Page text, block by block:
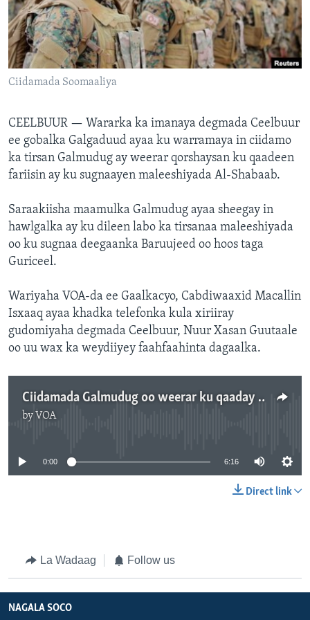
FAAQIDAADDA TODDOBAADKA
DHEXTAALKA TODDOBAADKA
Ciidamada Soomaaliya
CEELBUUR — Wararka ka imanaya degmada Ceelbuur
ee gobalka Galgaduud ayaa ku warramaya in ciidamo
ka tirsan Galmudug ay weerar qorshaysan ku qaadeen
fariisin ay ku sugnaayen maleeshiyada Al-Shabaab.
Saraakiisha maamulka Galmudug ayaa sheegay in
hawlgalka ay ku dileen labo ka tirsanaa maleeshiyada
oo ku sugnaa deegaanka Baruujeed oo hoos taga
Guriceel.
Wariyaha VOA-da ee Gaalkacyo, Cabdiwaaxid Macallin
Isxaaq ayaa khadka telefonka kula xiriiray
gudomiyaha degmada Ceelbuur, Nuur Xasan Guutaale
oo uu wax ka weydiiyey faahfaahinta dagaalka.
Ciidamada Galmudug oo weerar ku qaaday saldhigyo ay ku sugan yihiin Al-Shabaab
by VOA
0:00 6:16
Direct link
La Wadaag Follow us
NAGALA SOCO